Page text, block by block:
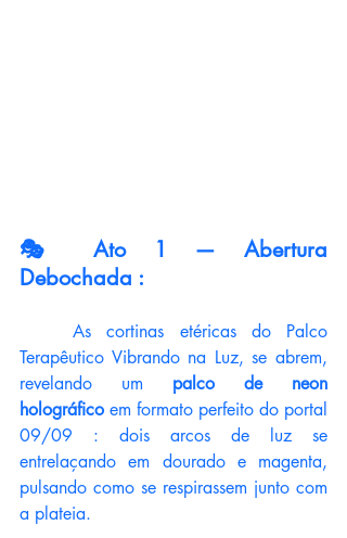
🎭 Ato 1 — Abertura
Debochada :
	As cortinas etéricas do Palco
Terapêutico Vibrando na Luz, se abrem,
revelando um palco de neon
holográfico em formato perfeito do portal
09/09 : dois arcos de luz se
entrelaçando em dourado e magenta,
pulsando como se respirassem junto com
a plateia.